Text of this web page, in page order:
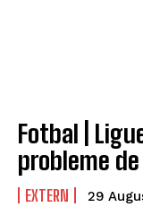
Fotbal |
probleme de
EXTERN 29